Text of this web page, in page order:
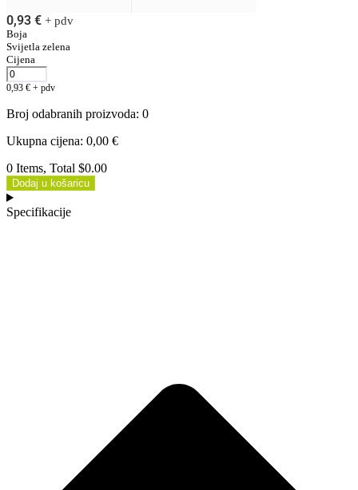
0,93 € + pdv
Boja
Svijetla zelena
Cijena
0,93 € + pdv
Broj odabranih proizvoda: 0
Ukupna cijena: 0,00 €
0 Items, Total $0.00
Dodaj u košaricu
Specifikacije